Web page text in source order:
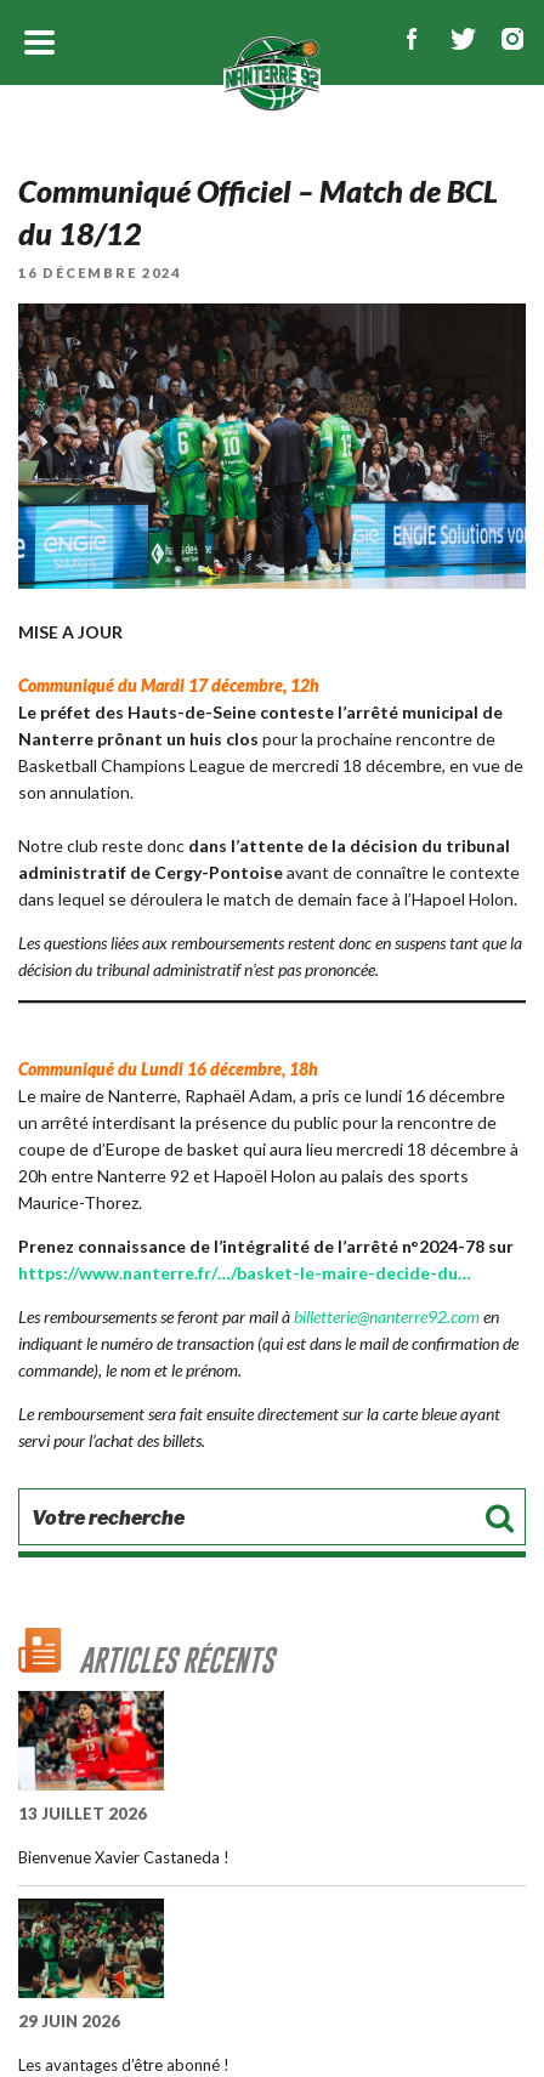
Communiqué Officiel – Match de BCL
du 18/12
PUBLIÉ
16 DÉCEMBRE 2024
MISE A JOUR
Communiqué du Mardi 17 décembre, 12h
Le préfet des Hauts-de-Seine conteste l’arrêté municipal de
Nanterre prônant un huis clos pour la prochaine rencontre de
Basketball Champions League de mercredi 18 décembre, en vue de
son annulation.
Notre club reste donc dans l’attente de la décision du tribunal
administratif de Cergy-Pontoiseavant de connaître le contexte
dans lequel se déroulera le match de demain face à l’Hapoel Holon.
Les questions liées aux remboursements restent donc en suspens tant que la
décision du tribunal administratif n’est pas prononcée.
Communiqué du Lundi 16 décembre, 18h
Le maire de Nanterre, Raphaël Adam, a pris ce lundi 16 décembre
un arrêté interdisant la présence du public pour la rencontre de
coupe de d’Europe de basket qui aura lieu mercredi 18 décembre à
20h entre Nanterre 92 et Hapoël Holon au palais des sports
Maurice-Thorez.
Prenez connaissance de l’intégralité de l’arrêté n°2024-78 sur
https://www.nanterre.fr/…/basket-le-maire-decide-du…
Les remboursements se feront par mail àbilletterie@nanterre92.comen
indiquant le numéro de transaction (qui est dans le mail de confirmation de
commande), le nom et le prénom.
Le remboursement sera fait ensuite directement sur la carte bleue ayant
servi pour l’achat des billets.
ARTICLES RÉCENTS
13 JUILLET 2026
Bienvenue Xavier Castaneda !
29 JUIN 2026
Les avantages d’être abonné !